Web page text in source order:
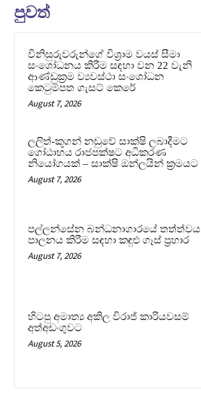
පුවත්
විනිසුරුවරුන්ගේ විශ්‍රාම වයස් සීමා
සංශෝධනය කිරීම සඳහා වන 22 වැනි
ආණ්ඩුක්‍රම ව්‍යවස්ථා සංශෝධන
කෙටුම්පත ගැසට් කෙරේ
August 7, 2026
ලලිත්-කූගන් නඩුවේ සාක්ෂි ලබාදීමට
ගෝඨාභය රාජපක්ෂට අධිකරණ
නියෝගයක් – සාක්ෂි ඔන්ලයින් ක්‍රමයට
August 7, 2026
පල්ලන්සේන බන්ධනාගාරයේ තත්ත්වය
පාලනය කිරීම සඳහා කඳුළු ගෑස් ප්‍රහාර
August 7, 2026
හිටපු අමාත්‍ය අකිල විරාජ් කාරියවසම්
අත්අඩංගුවට
August 5, 2026